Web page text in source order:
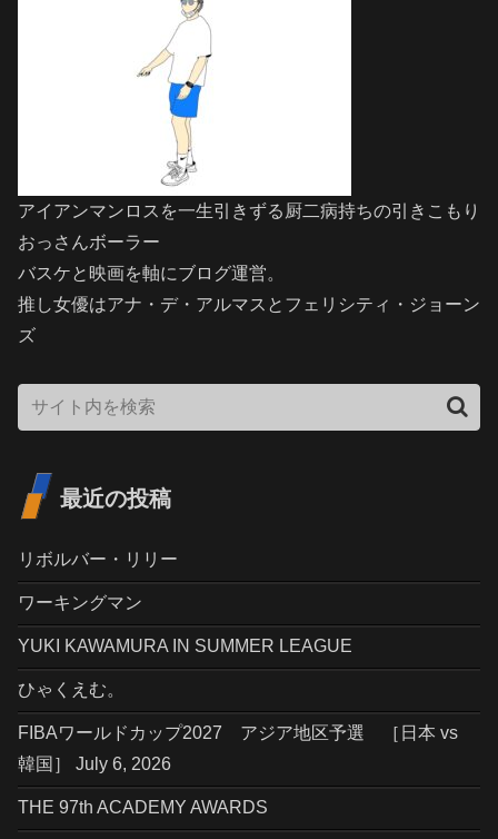
アイアンマンロスを一生引きずる厨二病持ちの引きこもり
おっさんボーラー
バスケと映画を軸にブログ運営。
推し女優はアナ・デ・アルマスとフェリシティ・ジョーン
ズ
最近の投稿
リボルバー・リリー
ワーキングマン
YUKI KAWAMURA IN SUMMER LEAGUE
ひゃくえむ。
FIBAワールドカップ2027 アジア地区予選 ［日本 vs
韓国］ July 6, 2026
THE 97th ACADEMY AWARDS